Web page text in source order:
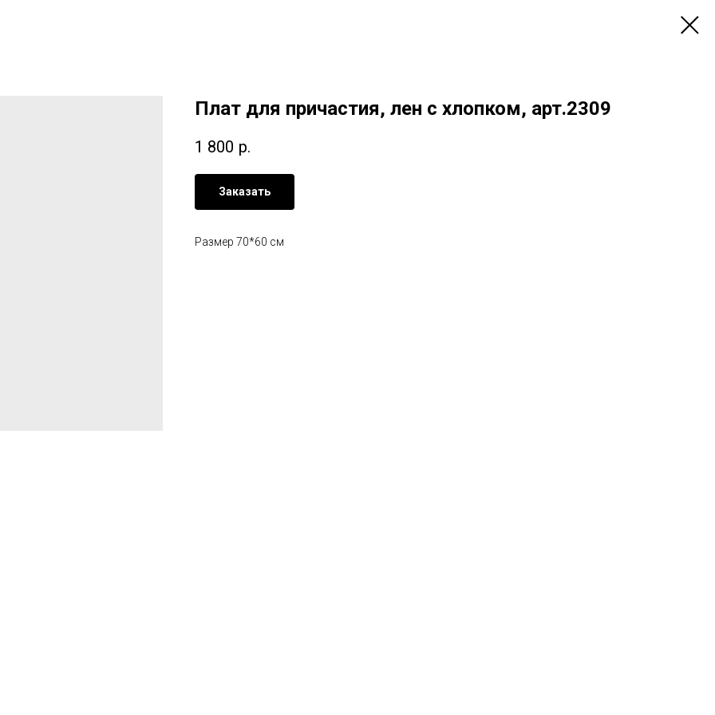
Плат для причастия, лен с хлопком, арт.2309
1 800 р.
Заказать
Размер 70*60 см